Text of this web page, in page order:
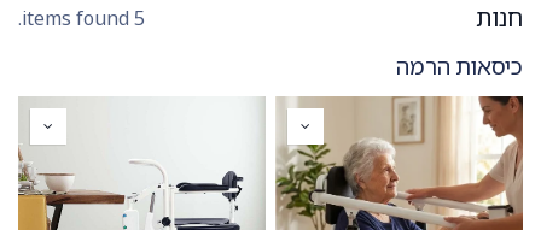
חנות 5 items found.
כיסאות הרמה